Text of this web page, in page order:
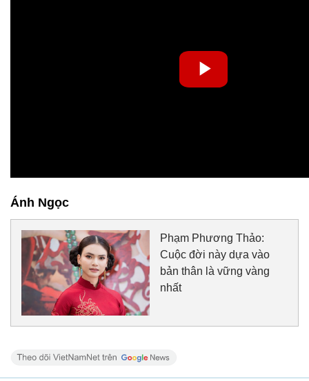
Ánh Ngọc
Phạm Phương Thảo:
Cuộc đời này dựa vào
bản thân là vững vàng
nhất